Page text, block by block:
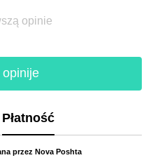
opinie
opinije
Płatność
przez Nova Poshta